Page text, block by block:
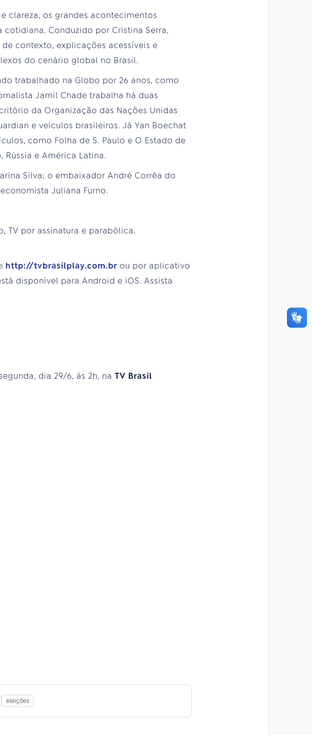
clareza, os grandes acontecimentos
Conduzido por Cristina Serra,
contexto, explicações acessíveis e
do cenário global no Brasil.
trabalhado na Globo por 26 anos, como
Jamil Chade trabalha há duas
da Organização das Nações Unidas
e veículos brasileiros. Já Yan Boechat
como Folha de S. Paulo e O Estado de
Rússia e América Latina.
Silva; o embaixador André Corrêa do
Juliana Furno.
TV por assinatura e parabólica.
http://tvbrasilplay.com.br ou por aplicativo
disponível para Android e iOS. Assista
dia 29/6, às 2h, na TV Brasil
eleições